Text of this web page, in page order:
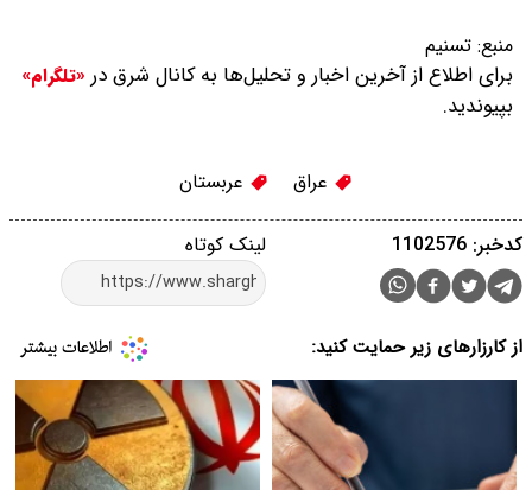
منبع: تسنیم
برای اطلاع از آخرین اخبار و تحلیل‌ها به کانال شرق در «تلگرام»
بپیوندید.
عراق عربستان
لینک کوتاه کدخبر: 1102576
از کارزارهای زیر حمایت کنید: